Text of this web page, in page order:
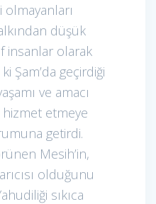
düşük
insanlar olarak
Şam’da geçirdiği
ve amacı
etmeye
getirdi.
Mesih’in,
olduğunu
sıkıca